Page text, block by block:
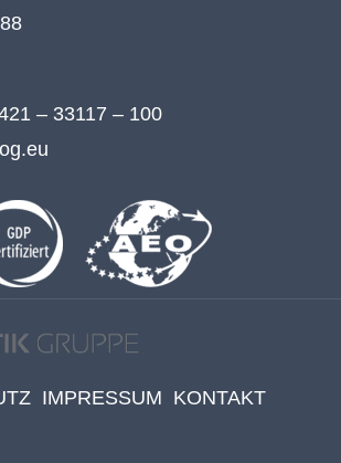
– 33117 – 100
IMPRESSUM KONTAKT